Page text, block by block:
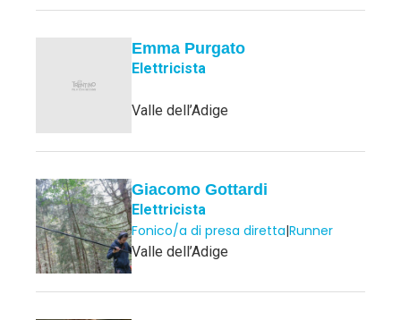
Emma Purgato
Elettricista
Valle dell’Adige
Giacomo Gottardi
Elettricista
Fonico/a di presa diretta|Runner
Valle dell’Adige